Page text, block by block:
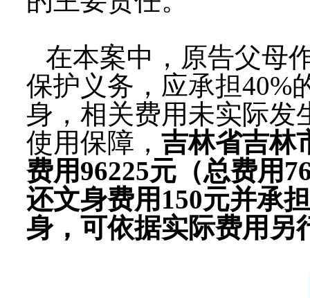
在本案中，原告父母
保护义务，应承担40%
身，相关费用未实际发
使用保障， 吉林省吉林
费用96225元（总费用
还文身费用150元并承
身，可依据实际费用另